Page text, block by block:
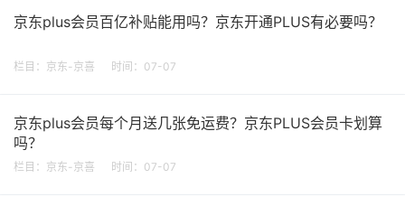
京东plus会员百亿补贴能用吗？京东开通PLUS有必要吗？
栏目： 京东-京喜 时间：07-07
京东plus会员每个月送几张免运费？京东PLUS会员卡划算
吗？
栏目： 京东-京喜 时间：07-07